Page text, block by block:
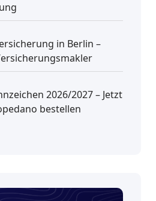
in Berlin –
2026/2027 – Jetzt
bestellen